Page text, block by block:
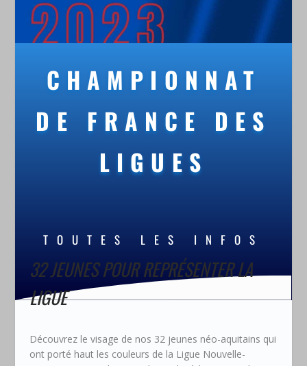
CHAMPIONNAT
DE FRANCE DES
LIGUES
TOUTES LES INFOS
32 JEUNES POUR REPRÉSENTER LA
LIGUE
Découvrez le visage de nos 32 jeunes néo-aquitains qui
ont porté haut les couleurs de la Ligue Nouvelle-